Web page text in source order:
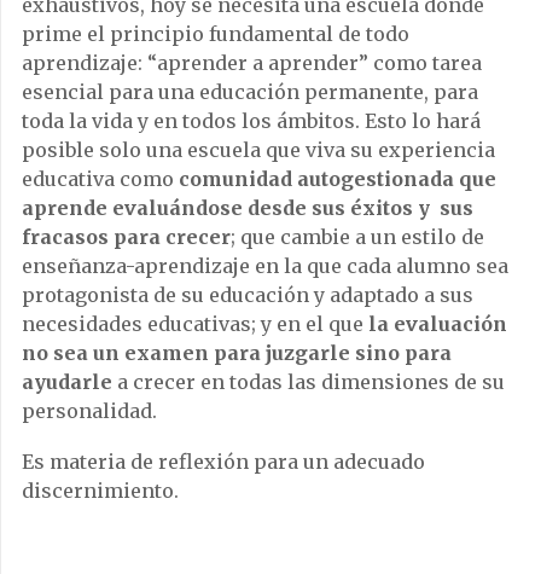
exhaustivos, hoy se necesita una escuela donde
prime el principio fundamental de todo
aprendizaje: “aprender a aprender” como tarea
esencial para una educación permanente, para
toda la vida y en todos los ámbitos. Esto lo hará
posible solo una escuela que viva su experiencia
educativa como comunidad autogestionada que
aprende evaluándose desde sus éxitos y sus
fracasos para crecer; que cambie a un estilo de
enseñanza-aprendizaje en la que cada alumno sea
protagonista de su educación y adaptado a sus
necesidades educativas; y en el que la evaluación
no sea un examen para juzgarle sino para
ayudarle a crecer en todas las dimensiones de su
personalidad.
Es materia de reflexión para un adecuado
discernimiento.